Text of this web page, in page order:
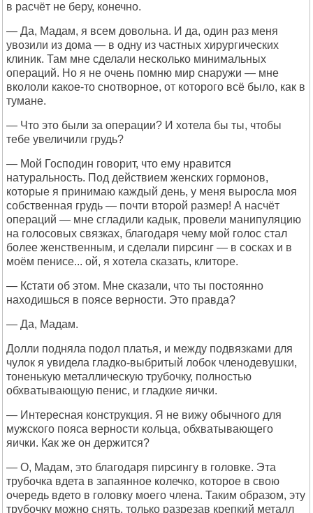
в расчёт не беру, конечно.
— Да, Мадам, я всем довольна. И да, один раз меня
увозили из дома — в одну из частных хирургических
клиник. Там мне сделали несколько минимальных
операций. Но я не очень помню мир снаружи — мне
вкололи какое-то снотворное, от которого всё было, как в
тумане.
— Что это были за операции? И хотела бы ты, чтобы
тебе увеличили грудь?
— Мой Господин говорит, что ему нравится
натуральность. Под действием женских гормонов,
которые я принимаю каждый день, у меня выросла моя
собственная грудь — почти второй размер! А насчёт
операций — мне сгладили кадык, провели манипуляцию
на голосовых связках, благодаря чему мой голос стал
более женственным, и сделали пирсинг — в сосках и в
моём пенисе... ой, я хотела сказать, клиторе.
— Кстати об этом. Мне сказали, что ты постоянно
находишься в поясе верности. Это правда?
— Да, Мадам.
Долли подняла подол платья, и между подвязками для
чулок я увидела гладко-выбритый лобок членодевушки,
тоненькую металлическую трубочку, полностью
обхватывающую пенис, и гладкие яички.
— Интересная конструкция. Я не вижу обычного для
мужского пояса верности кольца, обхватывающего
яички. Как же он держится?
— О, Мадам, это благодаря пирсингу в головке. Эта
трубочка вдета в запаянное колечко, которое в свою
очередь вдето в головку моего члена. Таким образом, эту
трубочку можно снять, только разрезав крепкий металл